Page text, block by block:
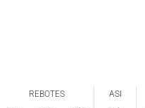
REBOTES ASI